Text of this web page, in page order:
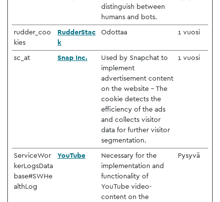
distinguish between
humans and bots.
rudder_coo
kies
RudderStac
k
Odottaa 1 vuosi
sc_at Snap Inc.
Used by Snapchat to
implement
advertisement content
on the website - The
cookie detects the
efficiency of the ads
and collects visitor
data for further visitor
segmentation.
1 vuosi
ServiceWor
kerLogsData
base#SWHe
althLog
YouTube
Necessary for the
implementation and
functionality of
YouTube video-
content on the
Pysyvä